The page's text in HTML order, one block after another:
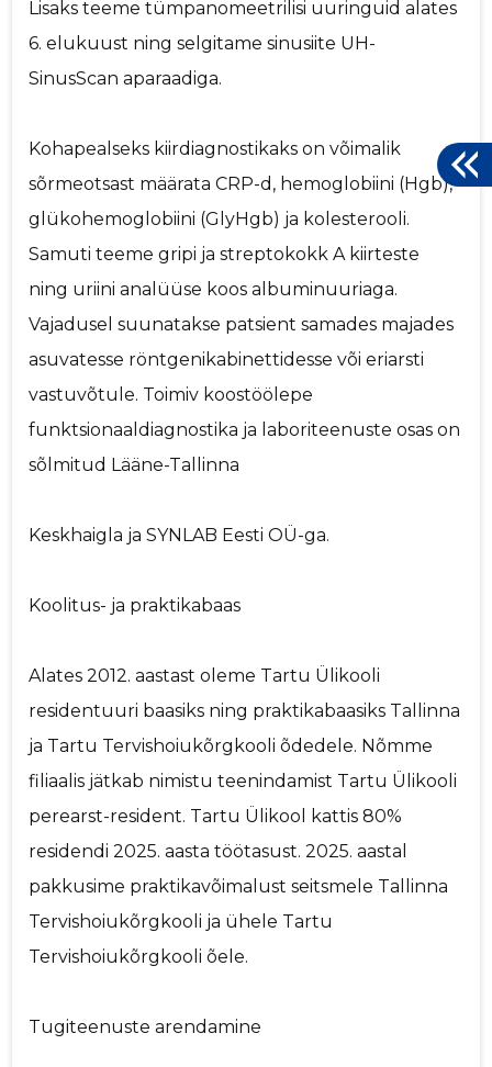
Lisaks teeme tümpanomeetrilisi uuringuid alates
6. elukuust ning selgitame sinusiite UH-
SinusScan aparaadiga.
Kohapealseks kiirdiagnostikaks on võimalik
sõrmeotsast määrata CRP-d, hemoglobiini (Hgb),
glükohemoglobiini (GlyHgb) ja kolesterooli.
Samuti teeme gripi ja streptokokk A kiirteste
ning uriini analüüse koos albuminuuriaga.
Vajadusel suunatakse patsient samades majades
asuvatesse röntgenikabinettidesse või eriarsti
vastuvõtule. Toimiv koostöölepe
funktsionaaldiagnostika ja laboriteenuste osas on
sõlmitud Lääne-Tallinna
Keskhaigla ja SYNLAB Eesti OÜ-ga.
Koolitus- ja praktikabaas
Alates 2012. aastast oleme Tartu Ülikooli
residentuuri baasiks ning praktikabaasiks Tallinna
ja Tartu Tervishoiukõrgkooli õdedele. Nõmme
filiaalis jätkab nimistu teenindamist Tartu Ülikooli
perearst-resident. Tartu Ülikool kattis 80%
residendi 2025. aasta töötasust. 2025. aastal
pakkusime praktikavõimalust seitsmele Tallinna
Tervishoiukõrgkooli ja ühele Tartu
Tervishoiukõrgkooli õele.
Tugiteenuste arendamine